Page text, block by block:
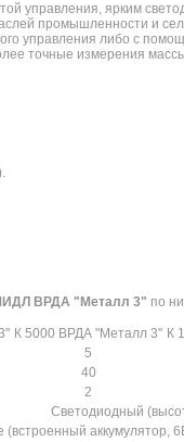
управления, ярким
промышленности и
управления либо с
точные измерения
ВРДА "Металл 3" по
К 5000 ВРДА "Металл 3" К
5
40
2
Светодиодный
(встроенный аккумулятор,